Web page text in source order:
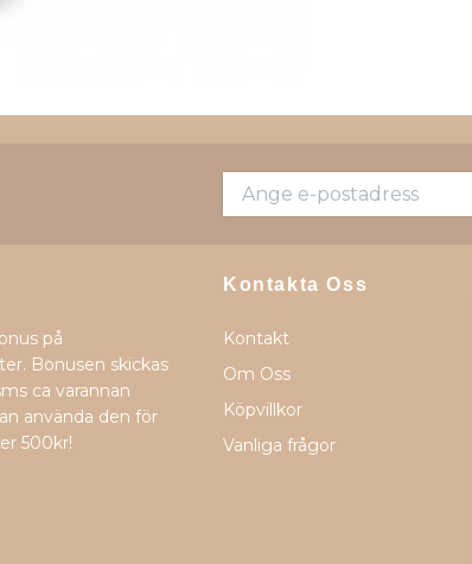
på
Bonusen skickas
ca varannan
använda den för
500kr!
Kontakta Oss
Kontakt
Om Oss
Köpvillkor
Vanliga frågor